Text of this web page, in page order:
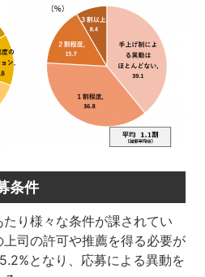
条件
り様々な条件が課されてい
司の許可や推薦を得る必要が
となり、応募による異動を